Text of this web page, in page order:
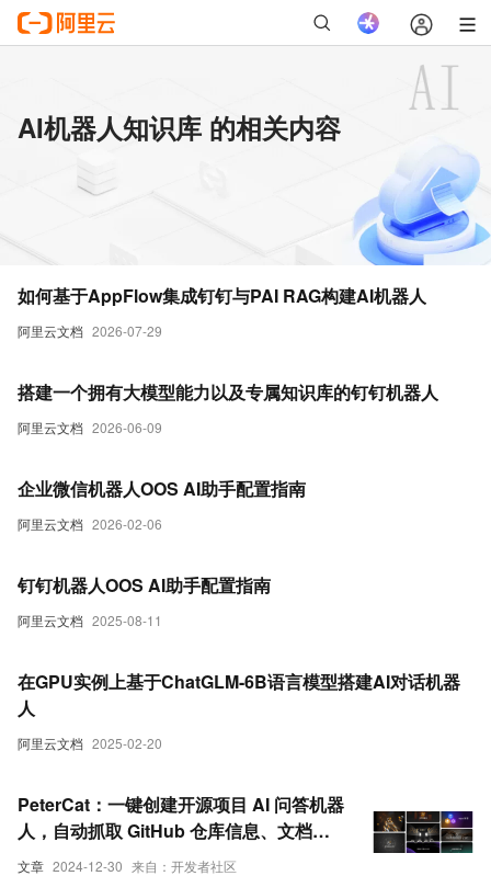
AI机器人知识库 的相关内容
阿里云文档 2026-07-29
如何基于AppFlow集成钉钉与PAI RAG构建AI机器人
阿里云文档 2026-06-09
搭建一个拥有大模型能力以及专属知识库的钉钉机器人
阿里云文档 2026-02-06
企业微信机器人OOS AI助手配置指南
阿里云文档 2025-08-11
钉钉机器人OOS AI助手配置指南
阿里云文档 2025-02-20
在GPU实例上基于ChatGLM-6B语言模型搭建AI对话机器
人
文章 2024-12-30 来自：开发者社区
PeterCat：一键创建开源项目 AI 问答机器
人，自动抓取 GitHub 仓库信息、文档和
issue 等构建知识库